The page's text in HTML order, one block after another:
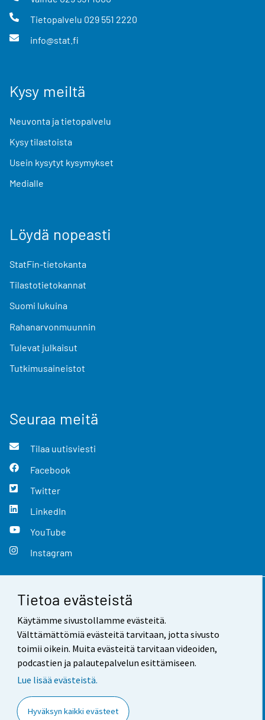
Tietoa evästeistä
Käytämme sivustollamme evästeitä.
Välttämättömiä evästeitä tarvitaan, jotta sivusto
toimii oikein. Muita evästeitä tarvitaan videoiden,
podcastien ja palautepalvelun esittämiseen.
Lue lisää evästeistä.
Hyväksyn kaikki evästeet
Tietopalvelu 029 551 2220
info@stat.fi
Kysy meiltä
Neuvonta ja tietopalvelu
Kysy tilastoista
Usein kysytyt kysymykset
Medialle
Löydä nopeasti
StatFin-tietokanta
Tilastotietokannat
Suomi lukuina
Rahanarvonmuunnin
Tulevat julkaisut
Tutkimusaineistot
Seuraa meitä
Tilaa uutisviesti
Facebook
Twitter
LinkedIn
YouTube
Instagram
Yhteystiedot
Palaute
Käyttöehdot
Saavutettavuus